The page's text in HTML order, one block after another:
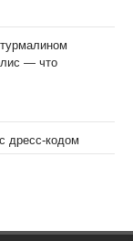
— что
дресс-кодом